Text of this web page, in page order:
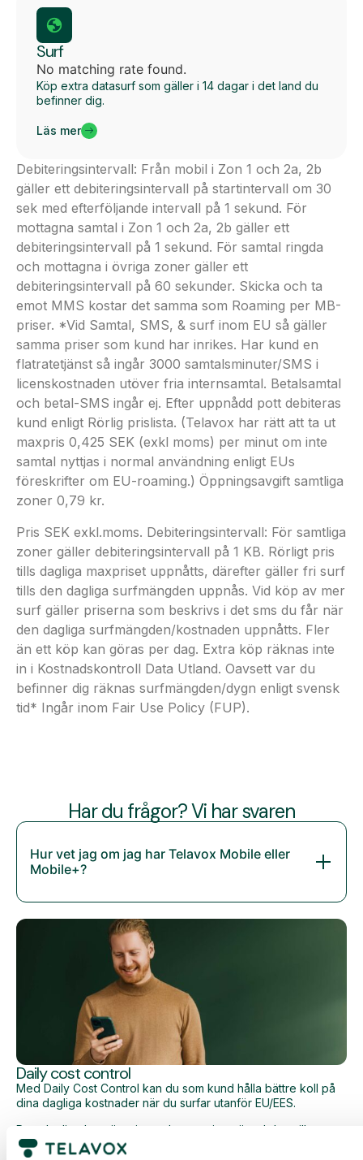
Surf
No matching rate found.
Köp extra datasurf som gäller i 14 dagar i det land du
befinner dig.
Läs mer
Debiteringsintervall: Från mobil i Zon 1 och 2a, 2b
gäller ett debiteringsintervall på startintervall om 30
sek med efterföljande intervall på 1 sekund. För
mottagna samtal i Zon 1 och 2a, 2b gäller ett
debiteringsintervall på 1 sekund. För samtal ringda
och mottagna i övriga zoner gäller ett
debiteringsintervall på 60 sekunder. Skicka och ta
emot MMS kostar det samma som Roaming per MB-
priser. *Vid Samtal, SMS, & surf inom EU så gäller
samma priser som kund har inrikes. Har kund en
flatratetjänst så ingår 3000 samtalsminuter/SMS i
licenskostnaden utöver fria internsamtal. Betalsamtal
och betal-SMS ingår ej. Efter uppnådd pott debiteras
kund enligt Rörlig prislista. (Telavox har rätt att ta ut
maxpris 0,425 SEK (exkl moms) per minut om inte
samtal nyttjas i normal användning enligt EUs
föreskrifter om EU-roaming.) Öppningsavgift samtliga
zoner 0,79 kr.
Pris SEK exkl.moms. Debiteringsintervall: För samtliga
zoner gäller debiteringsintervall på 1 KB. Rörligt pris
tills dagliga maxpriset uppnåtts, därefter gäller fri surf
tills den dagliga surfmängden uppnås. Vid köp av mer
surf gäller priserna som beskrivs i det sms du får när
den dagliga surfmängden/kostnaden uppnåtts. Fler
än ett köp kan göras per dag. Extra köp räknas inte
in i Kostnadskontroll Data Utland. Oavsett var du
befinner dig räknas surfmängden/dygn enligt svensk
tid* Ingår inom Fair Use Policy (FUP).
Har du frågor? Vi har svaren
Hur vet jag om jag har Telavox Mobile eller
Mobile+?
Daily cost control
Med Daily Cost Control kan du som kund hålla bättre koll på
dina dagliga kostnader när du surfar utanför EU/EES.
Den dagliga begränsningen har en viss mängd data till ett
förutbestämt maxpris. När du har förbrukat den datamängden